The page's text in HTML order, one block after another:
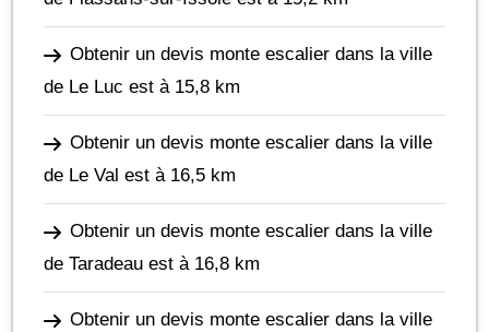
Obtenir un devis monte escalier dans la ville
de Le Luc est à 15,8 km
Obtenir un devis monte escalier dans la ville
de Le Val est à 16,5 km
Obtenir un devis monte escalier dans la ville
de Taradeau est à 16,8 km
Obtenir un devis monte escalier dans la ville